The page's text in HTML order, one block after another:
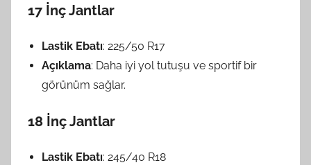
17 İnç Jantlar
Lastik Ebatı: 225/50 R17
Açıklama: Daha iyi yol tutuşu ve sportif bir
görünüm sağlar.
18 İnç Jantlar
Lastik Ebatı: 245/40 R18